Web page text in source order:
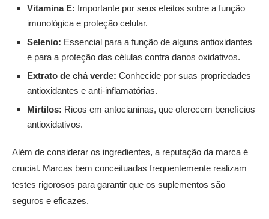
Vitamina E: Importante por seus efeitos sobre a função
imunológica e proteção celular.
Selenio: Essencial para a função de alguns antioxidantes
e para a proteção das células contra danos oxidativos.
Extrato de chá verde: Conhecide por suas propriedades
antioxidantes e anti-inflamatórias.
Mirtilos: Ricos em antocianinas, que oferecem benefícios
antioxidativos.
Além de considerar os ingredientes, a reputação da marca é
crucial. Marcas bem conceituadas frequentemente realizam
testes rigorosos para garantir que os suplementos são
seguros e eficazes.